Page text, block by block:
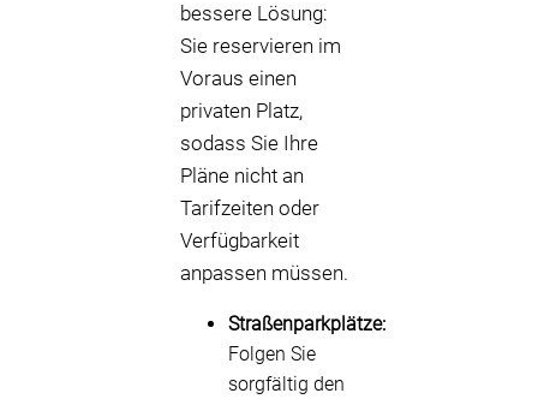
bessere Lösung:
Sie reservieren im
Voraus einen
privaten Platz,
sodass Sie Ihre
Pläne nicht an
Tarifzeiten oder
Verfügbarkeit
anpassen müssen.
Straßenparkplätze:
Folgen Sie
sorgfältig den